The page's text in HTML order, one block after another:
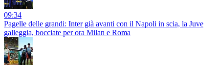
09:34
Pagelle delle grandi: Inter già avanti con il Napoli in scia, la Juve
galleggia, bocciate per ora Milan e Roma